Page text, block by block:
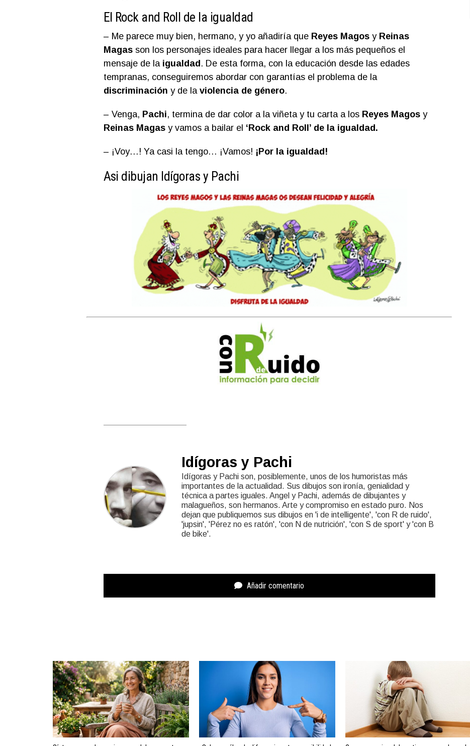
El Rock and Roll de la igualdad
– Me parece muy bien, hermano, y yo añadiría que Reyes Magosy Reinas
Magasson los personajes ideales para hacer llegar a los más pequeños el
mensaje de la igualdad. De esta forma, con la educación desde las edades
tempranas, conseguiremos abordar con garantías el problema de la
discriminación y de la violencia de género.
– Venga, Pachi, termina de dar color a la viñeta y tu carta a los Reyes Magosy
Reinas Magasy vamos a bailar el ‘Rock and Roll’ de la igualdad.
– ¡Voy…! Ya casi la tengo… ¡Vamos! ¡Por la igualdad!
Asi dibujan Idígoras y Pachi
Idígoras y Pachi
Idígoras y Pachi son, posiblemente, unos de los humoristas más
importantes de la actualidad. Sus dibujos son ironía, genialidad y
técnica a partes iguales. Angel y Pachi, además de dibujantes y
malagueños, son hermanos. Arte y compromiso en estado puro. Nos
dejan que publiquemos sus dibujos en 'i de intelligente', 'con R de ruido',
'jupsin', 'Pérez no es ratón', 'con N de nutrición', 'con S de sport' y 'con B
de bike'.
Añadir comentario